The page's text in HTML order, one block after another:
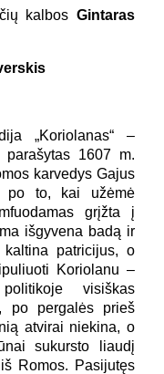
kalbos Gintaras
„Koriolanas“ –
1607 m.
karvedys Gajus
po to, kai užėmė
grįžta į
išgyvena badą ir
patricijus, o
Koriolanu –
visiškas
po pergalės prieš
atvirai niekina, o
sukursto liaudį
Romos. Pasijutęs